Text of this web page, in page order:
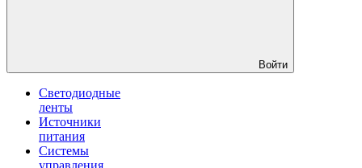
Войти
Светодиодные
ленты
Источники
питания
Системы
управления